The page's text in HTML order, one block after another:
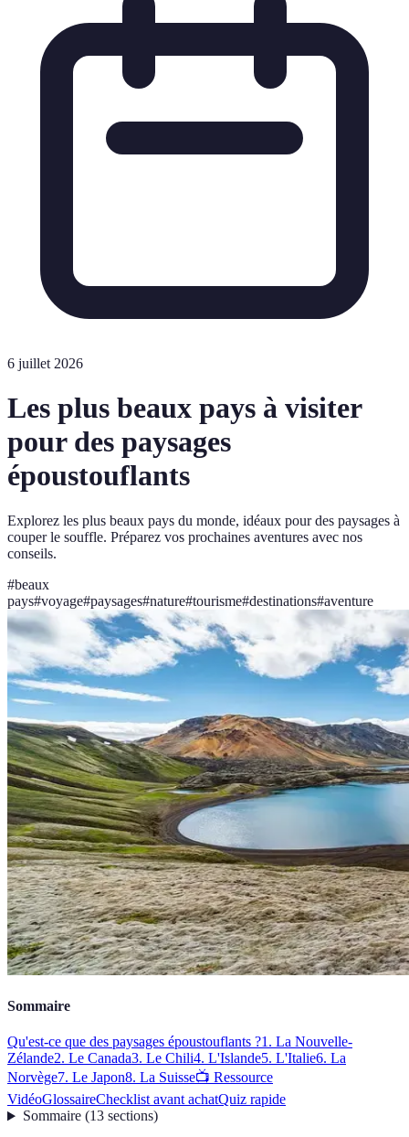
6 juillet 2026
Les plus beaux pays à visiter
pour des paysages
époustouflants
Explorez les plus beaux pays du monde, idéaux pour des paysages à
couper le souffle. Préparez vos prochaines aventures avec nos
conseils.
#beaux
pays#voyage#paysages#nature#tourisme#destinations#aventure
Sommaire
Qu'est-ce que des paysages époustouflants ?1. La Nouvelle-
Zélande2. Le Canada3. Le Chili4. L'Islande5. L'Italie6. La
Norvège7. Le Japon8. La Suisse📺 Ressource
VidéoGlossaireChecklist avant achatQuiz rapide
Sommaire(13 sections)